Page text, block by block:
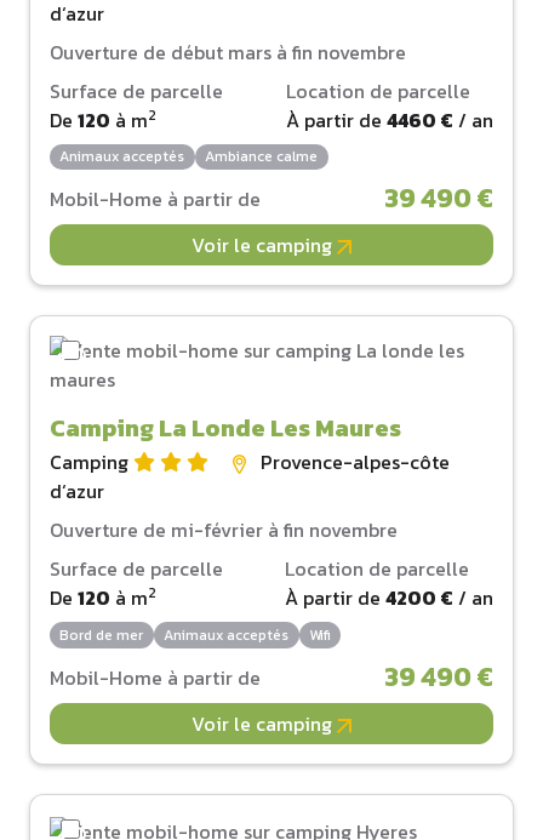
d‘azur
Ouverture de début mars à fin novembre
Surface de parcelle
De 120 à m2
Location de parcelle
À partir de 4460 € / an
Animaux acceptés Ambiance calme
Mobil-Home à partir de 39 490 €
Voir le camping
Camping La Londe Les Maures
Camping
Provence-alpes-côte
d‘azur
Ouverture de mi-février à fin novembre
Surface de parcelle
De 120 à m2
Location de parcelle
À partir de 4200 € / an
Bord de mer Animaux acceptés Wifi
Mobil-Home à partir de 39 490 €
Voir le camping